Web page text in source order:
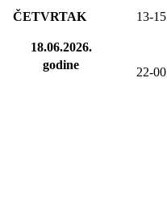
ČETVRTAK
18.06.2026.
godine
13-15
22-00